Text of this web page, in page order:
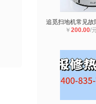
￥ 200.00/